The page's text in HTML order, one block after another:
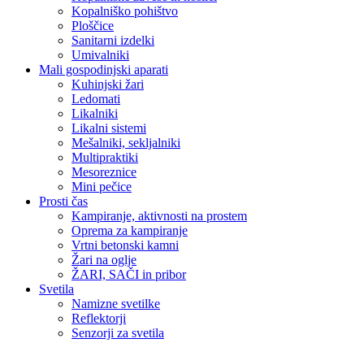
Kopalniško pohištvo
Ploščice
Sanitarni izdelki
Umivalniki
Mali gospodinjski aparati
Kuhinjski žari
Ledomati
Likalniki
Likalni sistemi
Mešalniki, sekljalniki
Multipraktiki
Mesoreznice
Mini pečice
Prosti čas
Kampiranje, aktivnosti na prostem
Oprema za kampiranje
Vrtni betonski kamni
Žari na oglje
ŽARI, SAČI in pribor
Svetila
Namizne svetilke
Reflektorji
Senzorji za svetila